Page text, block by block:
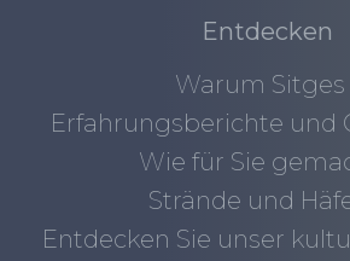
Entdecken
Warum Sitges
Erfahrungsberichte und
Wie für Sie
Strände und
Entdecken Sie unser